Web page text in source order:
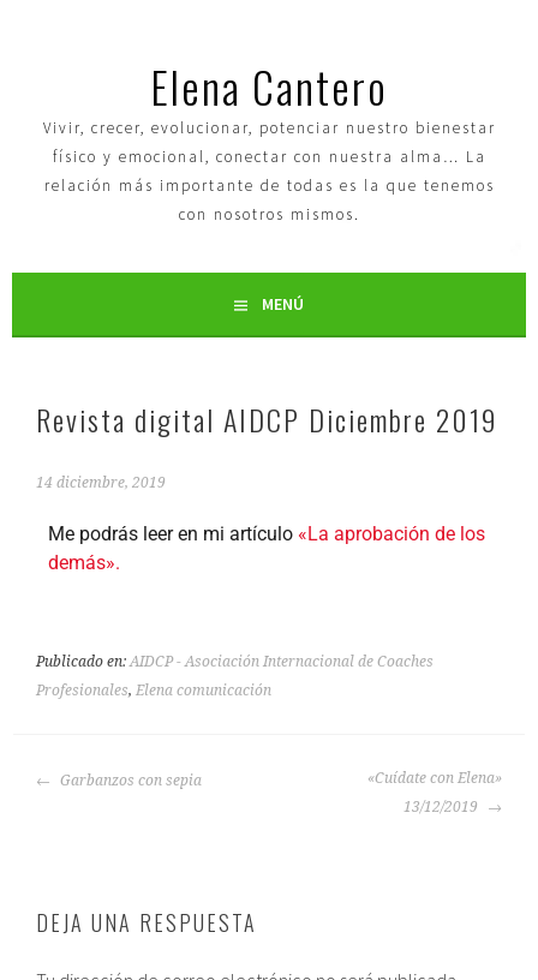
Elena Cantero
Vivir, crecer, evolucionar, potenciar nuestro bienestar
físico y emocional, conectar con nuestra alma… La
relación más importante de todas es la que tenemos
con nosotros mismos.
MENÚ
Revista digital AIDCP Diciembre 2019
14 diciembre, 2019
Me podrás leer en mi artículo «La aprobación de los
demás».
Publicado en:AIDCP - Asociación Internacional de Coaches
Profesionales,Elena comunicación
Garbanzos con sepia
«Cuídate con Elena»
13/12/2019
DEJA UNA RESPUESTA